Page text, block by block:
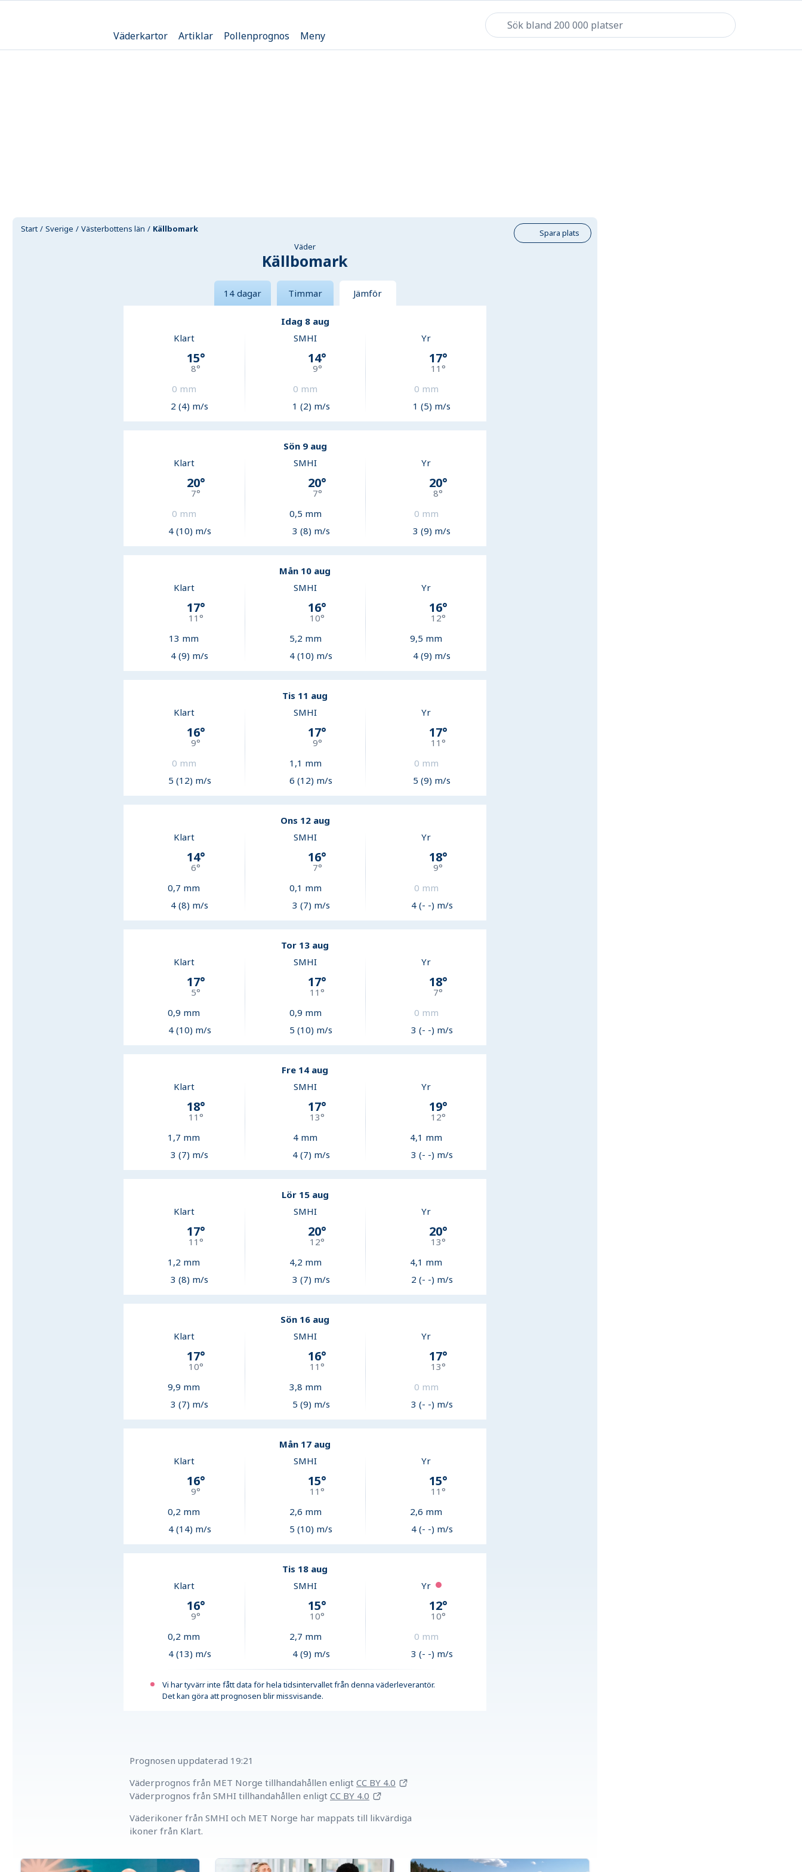
Väderkartor Artiklar Pollenprognos Meny
Start Sverige Västerbottens län Källbomark
Spara plats
Väder
Källbomark
14 dagar Timmar Jämför
Idag 8 aug
Klart
15°
8°
0 mm
2 (4) m/s
SMHI
14°
9°
0 mm
1 (2) m/s
Yr
17°
11 °
0 mm
1 (5) m/s
Sön 9 aug
Klart
20°
7°
0 mm
4 (10) m/s
SMHI
20°
7°
0,5 mm
3 (8) m/s
Yr
20°
8°
0 mm
3 (9) m/s
Mån 10 aug
Klart
17°
11 °
13 mm
4 (9) m/s
SMHI
16°
10°
5,2 mm
4 (10) m/s
Yr
16°
12°
9,5 mm
4 (9) m/s
Tis 11 aug
Klart
16°
9°
0 mm
5 (12) m/s
SMHI
17°
9°
1,1 mm
6 (12) m/s
Yr
17°
11 °
0 mm
5 (9) m/s
Ons 12 aug
Klart
14°
6°
0,7 mm
4 (8) m/s
SMHI
16°
7°
0,1 mm
3 (7) m/s
Yr
18°
9°
0 mm
4 (- -) m/s
Tor 13 aug
Klart
17°
5°
0,9 mm
4 (10) m/s
SMHI
17°
11 °
0,9 mm
5 (10) m/s
Yr
18°
7°
0 mm
3 (- -) m/s
Fre 14 aug
Klart
18°
11 °
1,7 mm
3 (7) m/s
SMHI
17°
13°
4 mm
4 (7) m/s
Yr
19°
12°
4,1 mm
3 (- -) m/s
Lör 15 aug
Klart
17°
11 °
1,2 mm
3 (8) m/s
SMHI
20°
12°
4,2 mm
3 (7) m/s
Yr
20°
13°
4,1 mm
2 (- -) m/s
Sön 16 aug
Klart
17°
10°
9,9 mm
3 (7) m/s
SMHI
16°
11 °
3,8 mm
5 (9) m/s
Yr
17°
13°
0 mm
3 (- -) m/s
Mån 17 aug
Klart
16°
9°
0,2 mm
4 (14) m/s
SMHI
15°
11 °
2,6 mm
5 (10) m/s
Yr
15°
11 °
2,6 mm
4 (- -) m/s
Tis 18 aug
Klart
16°
9°
0,2 mm
4 (13) m/s
SMHI
15°
10°
2,7 mm
4 (9) m/s
Yr
12°
10°
0 mm
3 (- -) m/s
Vi har tyvärr inte fått data för hela tidsintervallet från denna väderleverantör.
Det kan göra att prognosen blir missvisande.
Prognosen uppdaterad 19:21
Väderprognos från MET Norge tillhandahållen enligt CC BY 4.0
Väderprognos från SMHI tillhandahållen enligt CC BY 4.0
Väderikoner från SMHI och MET Norge har mappats till likvärdiga
ikoner från Klart.